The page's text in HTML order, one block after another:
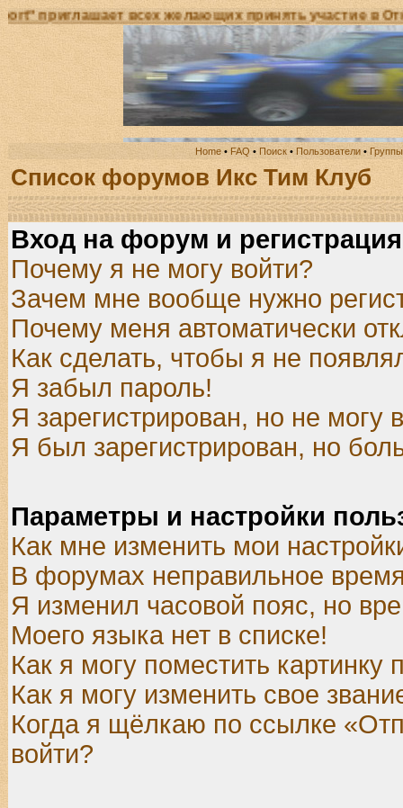
всех желающих принять участие в Открытом
Home • FAQ • Поиск • Пользователи • Группы
Список форумов Икс Тим Клуб
Вход на форум и регистрация
Почему я не могу войти?
Зачем мне вообще нужно
Почему меня автоматически
Как сделать, чтобы я не
Я забыл пароль!
Я зарегистрирован, но не могу
Я был зарегистрирован, но
Параметры и настройки
Как мне изменить мои
В форумах неправильное
Я изменил часовой пояс, но
Моего языка нет в списке!
Как я могу поместить
Как я могу изменить свое
Когда я щёлкаю по ссылке
войти?